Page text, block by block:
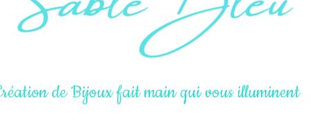
de Bijoux fait main qui vous illuminent